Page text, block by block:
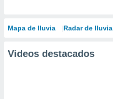
Mapa de lluvia Radar de lluvia
Videos destacados